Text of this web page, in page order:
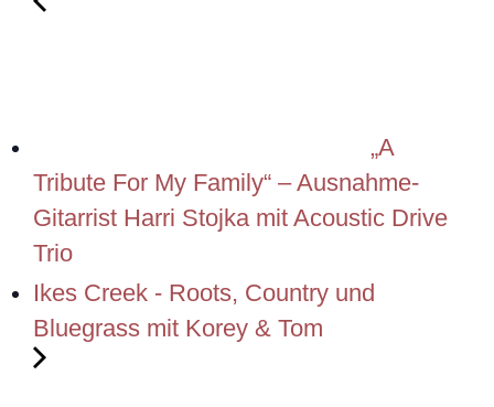
„A
Tribute For My Family“ – Ausnahme-
Gitarrist Harri Stojka mit Acoustic Drive
Trio
Ikes Creek - Roots, Country und
Bluegrass mit Korey & Tom